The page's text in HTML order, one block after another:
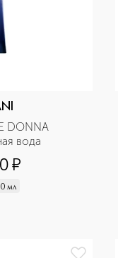
DONNA
вода
¤
мл